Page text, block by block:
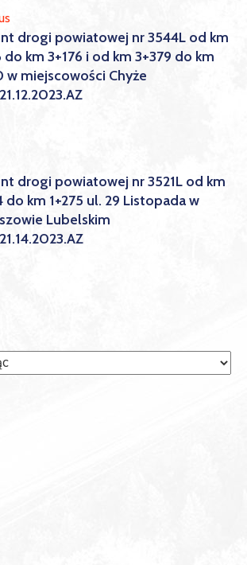
drogi powiatowej nr 3544L od km
do km 3+176 i od km 3+379 do km
w miejscowości Chyże
drogi powiatowej nr 3521L od km
do km 1+275 ul. 29 Listopada w
Lubelskim